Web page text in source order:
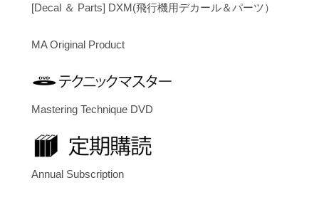
[Decal ＆ Parts] DXM(飛行機用デカール＆パーツ）
MA Original Product
Mastering Technique DVD
Annual Subscription